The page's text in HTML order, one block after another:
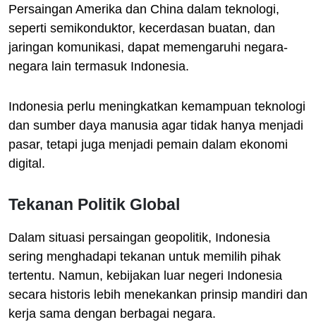
Persaingan Amerika dan China dalam teknologi,
seperti semikonduktor, kecerdasan buatan, dan
jaringan komunikasi, dapat memengaruhi negara-
negara lain termasuk Indonesia.
Indonesia perlu meningkatkan kemampuan teknologi
dan sumber daya manusia agar tidak hanya menjadi
pasar, tetapi juga menjadi pemain dalam ekonomi
digital.
Tekanan Politik Global
Dalam situasi persaingan geopolitik, Indonesia
sering menghadapi tekanan untuk memilih pihak
tertentu. Namun, kebijakan luar negeri Indonesia
secara historis lebih menekankan prinsip mandiri dan
kerja sama dengan berbagai negara.